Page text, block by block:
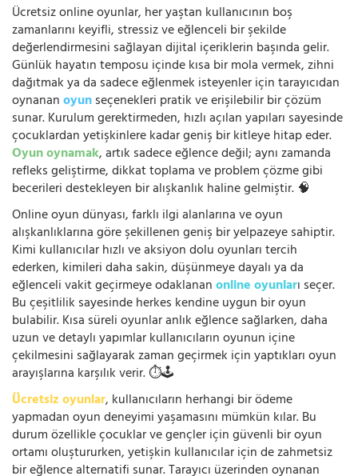
Ücretsiz online oyunlar, her yaştan kullanıcının boş
zamanlarını keyifli, stressiz ve eğlenceli bir şekilde
değerlendirmesini sağlayan dijital içeriklerin başında gelir.
Günlük hayatın temposu içinde kısa bir mola vermek, zihni
dağıtmak ya da sadece eğlenmek isteyenler için tarayıcıdan
oynananoyunseçenekleri pratik ve erişilebilir bir çözüm
sunar. Kurulum gerektirmeden, hızlı açılan yapıları sayesinde
çocuklardan yetişkinlere kadar geniş bir kitleye hitap eder.
Oyun oynamak, artık sadece eğlence değil; aynı zamanda
refleks geliştirme, dikkat toplama ve problem çözme gibi
becerileri destekleyen bir alışkanlık haline gelmiştir. 🧠
Online oyun dünyası, farklı ilgi alanlarına ve oyun
alışkanlıklarına göre şekillenen geniş bir yelpazeye sahiptir.
Kimi kullanıcılar hızlı ve aksiyon dolu oyunları tercih
ederken, kimileri daha sakin, düşünmeye dayalı ya da
eğlenceli vakit geçirmeye odaklananonline oyunları seçer.
Bu çeşitlilik sayesinde herkes kendine uygun bir oyun
bulabilir. Kısa süreli oyunlar anlık eğlence sağlarken, daha
uzun ve detaylı yapımlar kullanıcıların oyunun içine
çekilmesini sağlayarak zaman geçirmek için yaptıkları oyun
arayışlarına karşılık verir. ⏱️🕹️
Ücretsiz oyunlar, kullanıcıların herhangi bir ödeme
yapmadan oyun deneyimi yaşamasını mümkün kılar. Bu
durum özellikle çocuklar ve gençler için güvenli bir oyun
ortamı oluştururken, yetişkin kullanıcılar için de zahmetsiz
bir eğlence alternatifi sunar. Tarayıcı üzerinden oynanan